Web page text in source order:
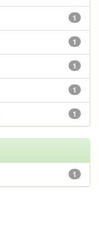
1
1
1
1
1
1